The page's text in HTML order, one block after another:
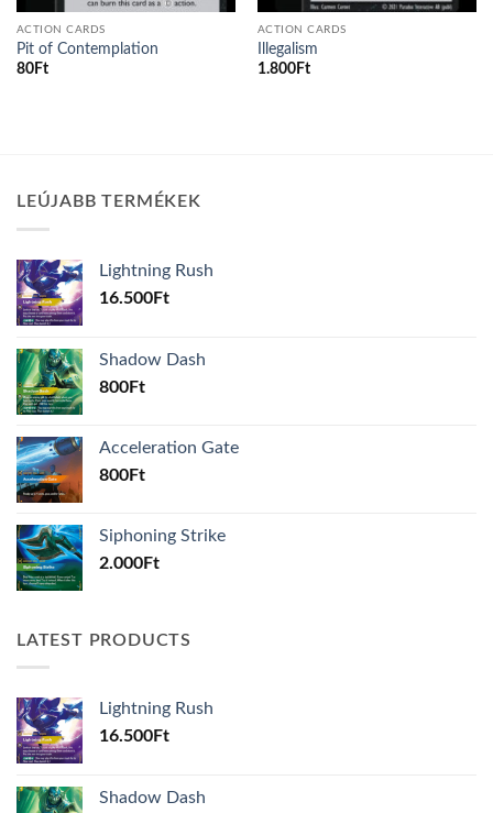
ACTION CARDS
Pit of Contemplation
80Ft
ACTION CARDS
Illegalism
1.800Ft
LEÚJABB TERMÉKEK
Lightning Rush
16.500Ft
Shadow Dash
800Ft
Acceleration Gate
800Ft
Siphoning Strike
2.000Ft
LATEST PRODUCTS
Lightning Rush
16.500Ft
Shadow Dash